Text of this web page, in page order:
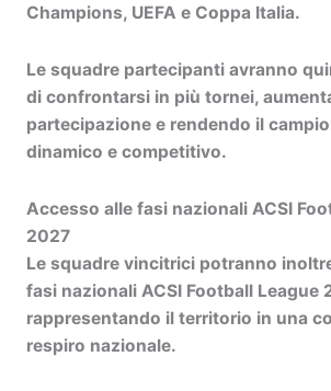
Champions, UEFA e Coppa Italia.
Le squadre partecipanti avranno
di confrontarsi in più tornei,
partecipazione e rendendo il
dinamico e competitivo.
Accesso alle fasi nazionali ACSI
2027
Le squadre vincitrici potranno
fasi nazionali ACSI Football League
rappresentando il territorio in una
respiro nazionale.